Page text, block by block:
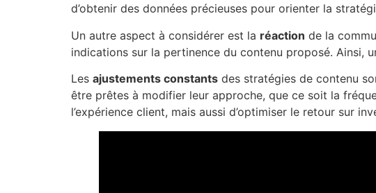
d’obtenir des données précieuses pour orienter la
Un autre aspect à considérer est la réaction de la
indications sur la pertinence du contenu proposé. Ainsi,
Les ajustements constants des stratégies de contenu
être prêtes à modifier leur approche, que ce soit la
l’expérience client, mais aussi d’optimiser le retour sur